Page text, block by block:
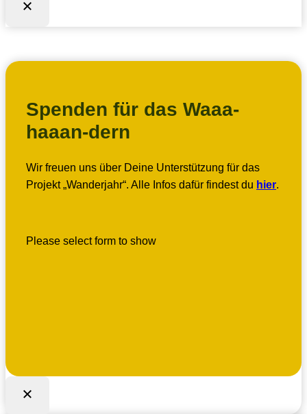
Spenden für das Waaa-
haaan-dern
Wir freuen uns über Deine Unterstützung für das
Projekt „Wanderjahr“. Alle Infos dafür findest du hier.
Please select form to show